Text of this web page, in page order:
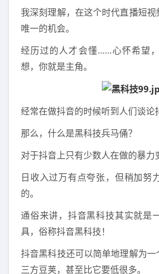
我深刻理解，在这个时代直播短
唯一的机会。
经历过的人才会懂……心怀希望
想，你就是主角。
经常在做抖音的时候听到人们谈论
那么，什么是黑科技兵马俑？
对于抖音上只有少数人在做的暴力
日收入过万有点夸张，但稍加努
的。
通俗来讲，抖音黑科技其实就是
具，俗称抖音黑科技！
抖音黑科技还可以简单地理解为
三方豆荚，甚至比它要低很多。